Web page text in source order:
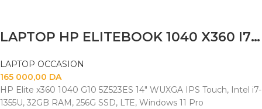
LAPTOP HP ELITEBOOK 1040 X360 I7 1355U 32GB 256SSD 14″TACTILE X360
LAPTOP OCCASION
165 000,00 DA
HP Elite x360 1040 G10 5Z523ES 14" WUXGA IPS Touch, Intel i7-
1355U, 32GB RAM, 256G SSD, LTE, Windows 11 Pro